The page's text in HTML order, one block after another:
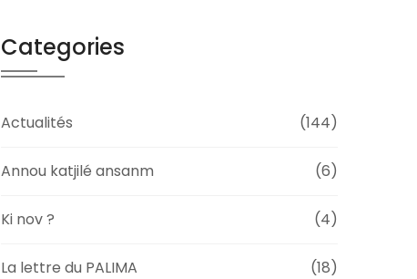
Categories
Actualités (144)
Annou katjilé ansanm (6)
Ki nov ? (4)
La lettre du PALIMA (18)